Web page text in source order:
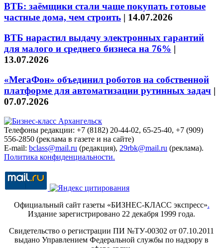
ВТБ: заёмщики стали чаще покупать готовые
частные дома, чем строить | 14.07.2026
ВТБ нарастил выдачу электронных гарантий
для малого и среднего бизнеса на 76% |
13.07.2026
«МегаФон» объединил роботов на собственной
платформе для автоматизации рутинных задач |
07.07.2026
Телефоны редакции: +7 (8182) 20-44-02, 65-25-40, +7 (909)
556-2850 (реклама в газете и на сайте)
E-mail: bclass@mail.ru (редакция), 29rbk@mail.ru (реклама).
Политика конфиденциальности.
Официальный сайт газеты «БИЗНЕС-КЛАСС экспресс».
Издание зарегистрировано 22 декабря 1999 года.
Свидетельство о регистрации ПИ №ТУ-00302 от 07.10.2011
выдано Управлением Федеральной службы по надзору в